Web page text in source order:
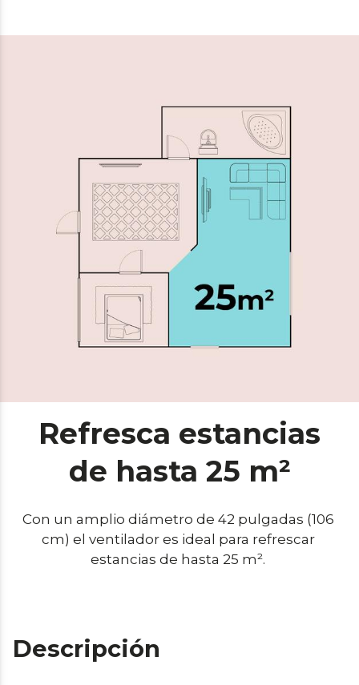
Refresca estancias
de hasta 25 m²
Con un amplio diámetro de 42 pulgadas (106
cm) el ventilador es ideal para refrescar
estancias de hasta 25 m².
Descripción